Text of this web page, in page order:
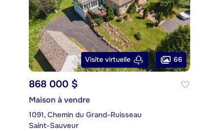
Visite virtuelle 66
868 000 $
Maison à vendre
1091, Chemin du Grand-Ruisseau
Saint-Sauveur